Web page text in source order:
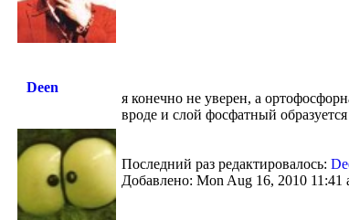
Deen
я конечно не уверен, а
вроде и слой фосфатный
Последний раз редактировалось:
Добавлено: Mon Aug 16, 2010 11:41